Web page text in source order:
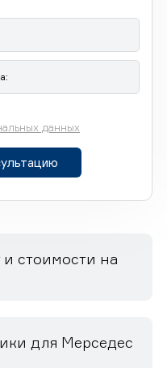
данных
и стоимости на
для Мерседес